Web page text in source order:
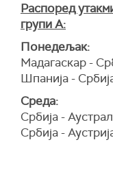
Распоред
групи А:
Понедељак:
Мадагаскар -
Шпанија -
Среда:
Србија -
Србија -